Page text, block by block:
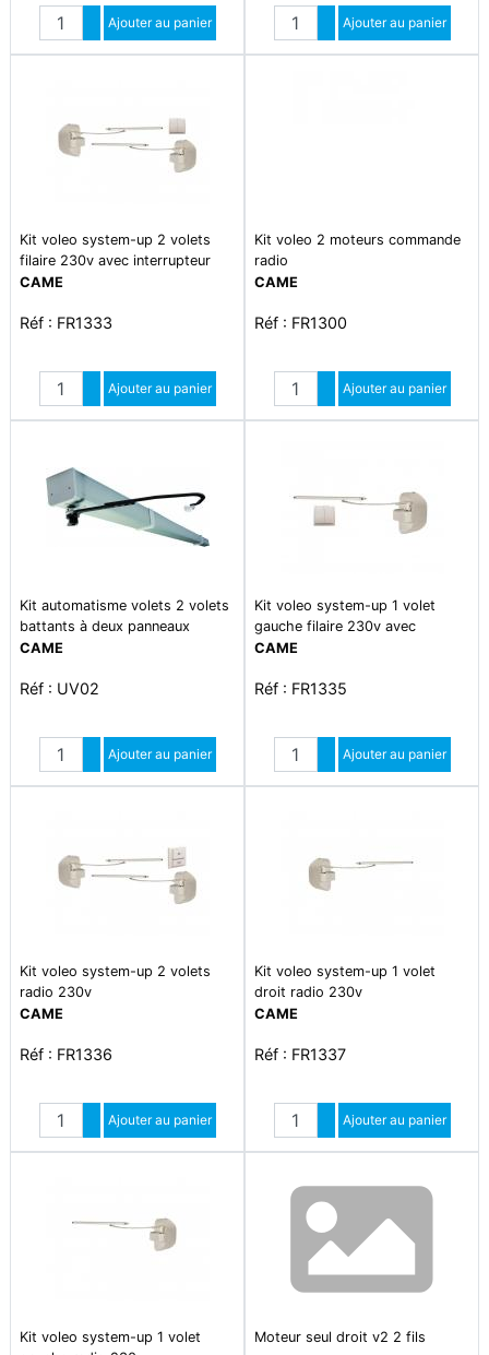
Quantité
Augmenter quantité
Diminuer quantité
Ajouter au panier Quantité
Augmenter quantité
Diminuer quantité
Ajouter au panier
Kit voleo system-up 2 volets
filaire 230v avec interrupteur
CAME
Réf : FR1333
Quantité
Augmenter quantité
Diminuer quantité
Ajouter au panier
Kit voleo 2 moteurs commande
radio
CAME
Réf : FR1300
Quantité
Augmenter quantité
Diminuer quantité
Ajouter au panier
Kit automatisme volets 2 volets
battants à deux panneaux
articulés
CAME
Réf : UV02
Quantité
Augmenter quantité
Diminuer quantité
Ajouter au panier
Kit voleo system-up 1 volet
gauche filaire 230v avec
interrupteur
CAME
Réf : FR1335
Quantité
Augmenter quantité
Diminuer quantité
Ajouter au panier
Kit voleo system-up 2 volets
radio 230v
CAME
Réf : FR1336
Quantité
Augmenter quantité
Diminuer quantité
Ajouter au panier
Kit voleo system-up 1 volet
droit radio 230v
CAME
Réf : FR1337
Quantité
Augmenter quantité
Diminuer quantité
Ajouter au panier
Kit voleo system-up 1 volet
Moteur seul droit v2 2 fils